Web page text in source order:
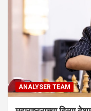
ANALYSER TEAM